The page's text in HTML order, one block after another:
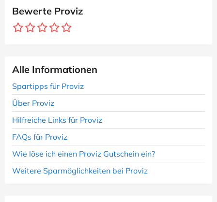
Bewerte Proviz
Alle Informationen
Spartipps für Proviz
Über Proviz
Hilfreiche Links für Proviz
FAQs für Proviz
Wie löse ich einen Proviz Gutschein ein?
Weitere Sparmöglichkeiten bei Proviz